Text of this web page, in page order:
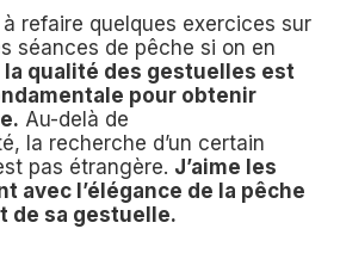
à refaire quelques exercices sur
séances de pêche si on en
la qualité des gestuelles est
pour obtenir
Au-delà de
la recherche d’un certain
pas étrangère. J’aime les
avec l’élégance de la pêche
de sa gestuelle.